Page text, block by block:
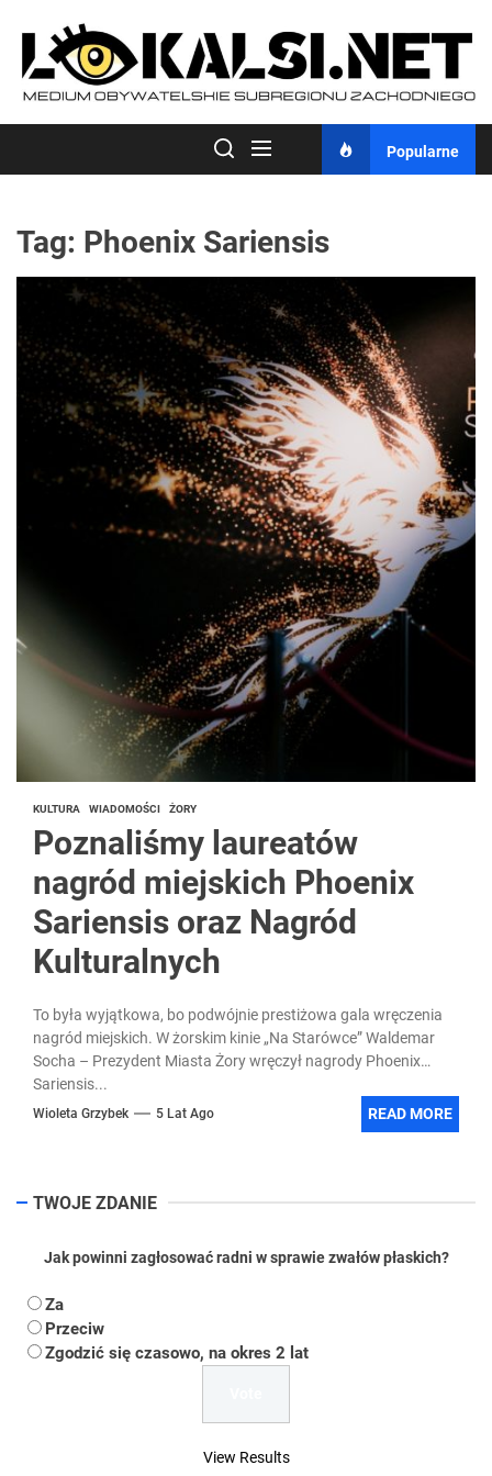
content
Popularne
Tag: Phoenix Sariensis
KULTURA WIADOMOŚCI ŻORY
Poznaliśmy laureatów
nagród miejskich Phoenix
Sariensis oraz Nagród
Kulturalnych
To była wyjątkowa, bo podwójnie prestiżowa gala wręczenia
nagród miejskich. W żorskim kinie „Na Starówce” Waldemar
Socha – Prezydent Miasta Żory wręczył nagrody Phoenix
Sariensis...
Wioleta Grzybek 5 Lat Ago READ MORE
TWOJE ZDANIE
Jak powinni zagłosować radni w sprawie zwałów płaskich?
Za
Przeciw
Zgodzić się czasowo, na okres 2 lat
View Results